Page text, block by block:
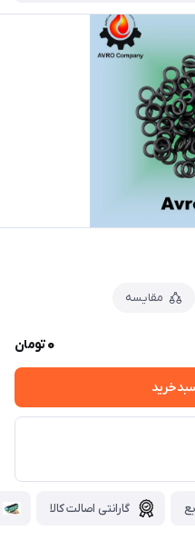
مقایسه
0تومان
گارانتی اصالت کالا